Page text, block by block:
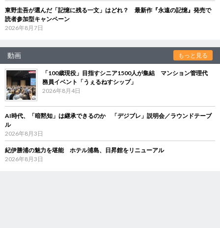
東野圭吾が選んだ「記憶に残る一文」はどれ？ 最新作『永遠の記憶』発売で
読者参加型キャンペーン
2026年8月7日
動画 もっと見る
「100歳現役」目指すシニア1500人が集結 マンション管理代
務員イベント「うぇるねすシップ」
2026年8月4日
AI時代、「暗黙知」は継承できるのか 「デジブレ」説明会／ラウンドテーブ
ル
2026年8月3日
紀伊勝浦の魅力を堪能 ホテル浦島、日昇館をリニューアル
2026年8月3日